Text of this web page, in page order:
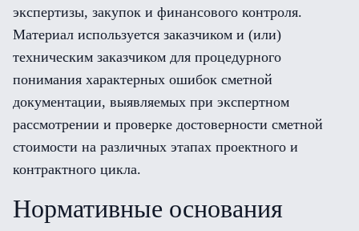
экспертизы, закупок и финансового контроля.
Материал используется заказчиком и (или)
техническим заказчиком для процедурного
понимания характерных ошибок сметной
документации, выявляемых при экспертном
рассмотрении и проверке достоверности сметной
стоимости на различных этапах проектного и
контрактного цикла.
Нормативные основания